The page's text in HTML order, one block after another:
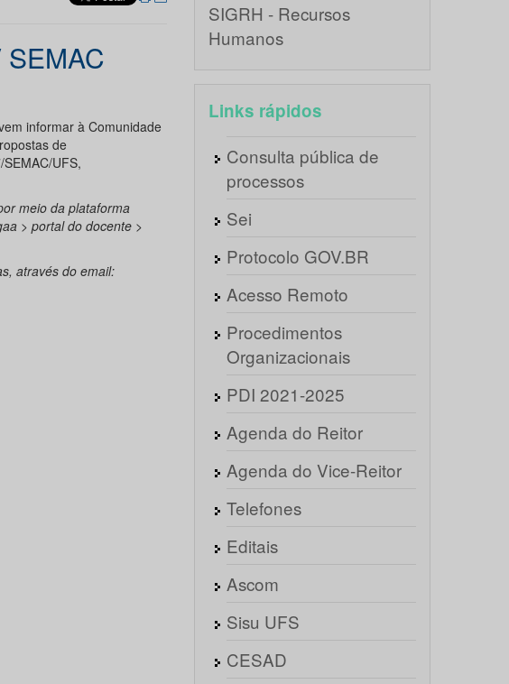
informar à Comunidade
de
UFS,
meio da plataforma
> portal do docente >
através do email:
SIGRH - Recursos
Humanos
Links rápidos
Consulta pública de
processos
Sei
Protocolo GOV.BR
Acesso Remoto
Procedimentos
Organizacionais
PDI 2021-2025
Agenda do Reitor
Agenda do Vice-Reitor
Telefones
Editais
Ascom
Sisu UFS
CESAD